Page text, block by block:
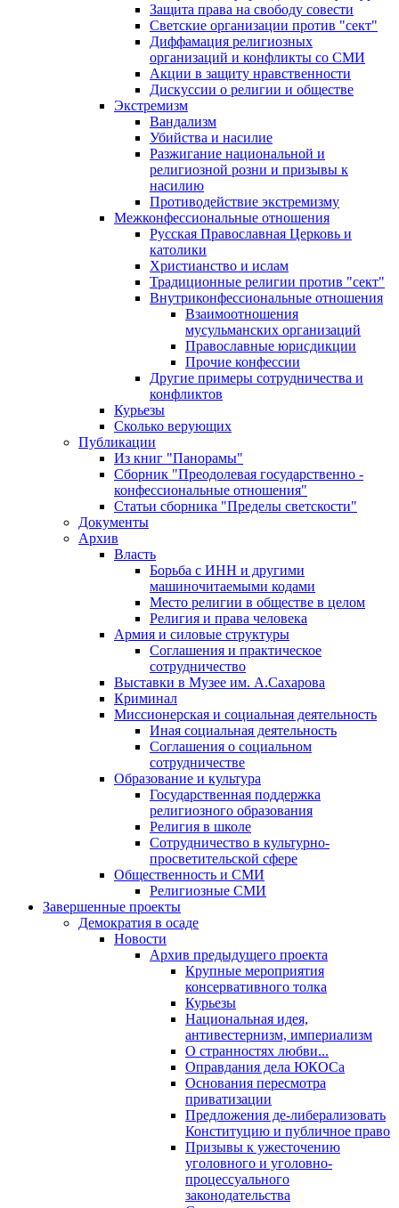
Защита права на свободу совести
Светские организации против "сект"
Диффамация религиозных
организаций и конфликты со СМИ
Акции в защиту нравственности
Дискуссии о религии и обществе
Экстремизм
Вандализм
Убийства и насилие
Разжигание национальной и
религиозной розни и призывы к
насилию
Противодействие экстремизму
Межконфессиональные отношения
Русская Православная Церковь и
католики
Христианство и ислам
Традиционные религии против "сект"
Внутриконфессиональные отношения
Взаимоотношения
мусульманских организаций
Православные юрисдикции
Прочие конфессии
Другие примеры сотрудничества и
конфликтов
Курьезы
Сколько верующих
Публикации
Из книг "Панорамы"
Сборник "Преодолевая государственно -
конфессиональные отношения"
Статьи сборника "Пределы светскости"
Документы
Архив
Власть
Борьба с ИНН и другими
машиночитаемыми кодами
Место религии в обществе в целом
Религия и права человека
Армия и силовые структуры
Соглашения и практическое
сотрудничество
Выставки в Музее им. А.Сахарова
Криминал
Миссионерская и социальная деятельность
Иная социальная деятельность
Соглашения о социальном
сотрудничестве
Образование и культура
Государственная поддержка
религиозного образования
Религия в школе
Сотрудничество в культурно-
просветительской сфере
Общественность и СМИ
Религиозные СМИ
Завершенные проекты
Демократия в осаде
Новости
Архив предыдущего проекта
Крупные мероприятия
консервативного толка
Курьезы
Национальная идея,
антивестернизм, империализм
О странностях любви...
Оправдания дела ЮКОСа
Основания пересмотра
приватизации
Предложения де-либерализовать
Конституцию и публичное право
Призывы к ужесточению
уголовного и уголовно-
процессуального
законодательства